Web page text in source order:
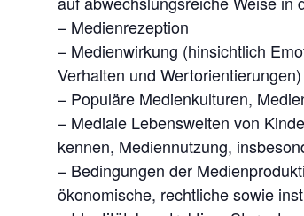
– Medienrezeption
– Medienwirkung (hinsichtlich
Verhalten und Wertorientierungen)
– Populäre Medienkulturen,
– Mediale Lebenswelten von
kennen, Mediennutzung,
– Bedingungen der
ökonomische, rechtliche sowie